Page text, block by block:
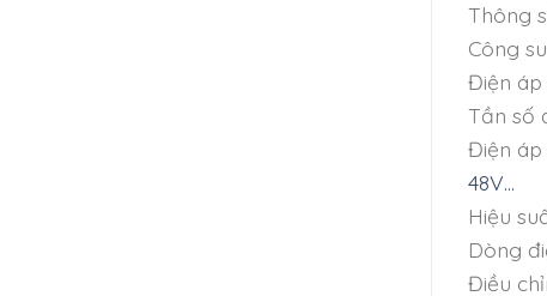
Thông
Công
Điện áp
Tần số
Điện áp
48V…
Hiệu
Dòng
Điều